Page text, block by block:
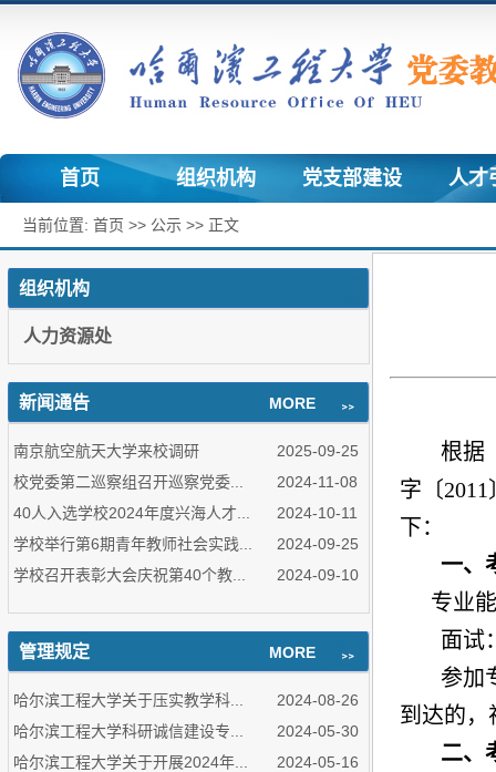
首页 组织机构 党支部建设 人才
当前位置: 首页 >> 公示 >> 正文
组织机构
人力资源处
新闻通告 MORE
南京航空航天大学来校调研
2025-09-25
校党委第二巡察组召开巡察党委...
2024-11-08
40人入选学校2024年度兴海人才...
2024-10-11
学校举行第6期青年教师社会实践...
2024-09-25
学校召开表彰大会庆祝第40个教...
2024-09-10
管理规定 MORE
哈尔滨工程大学关于压实教学科...
2024-08-26
哈尔滨工程大学科研诚信建设专...
2024-05-30
哈尔滨工程大学关于开展2024年...
2024-05-16
根据
字〔2011
下：
一、
专业
面试
参加
到达的，
二、